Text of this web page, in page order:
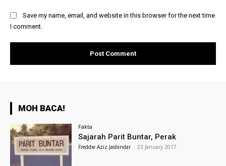
Save my name, email, and website in this browser for the next time
I comment.
MOH BACA!
Fakta
Sajarah Parit Buntar, Perak
Freddie Aziz Jasbindar - 23 January 2017